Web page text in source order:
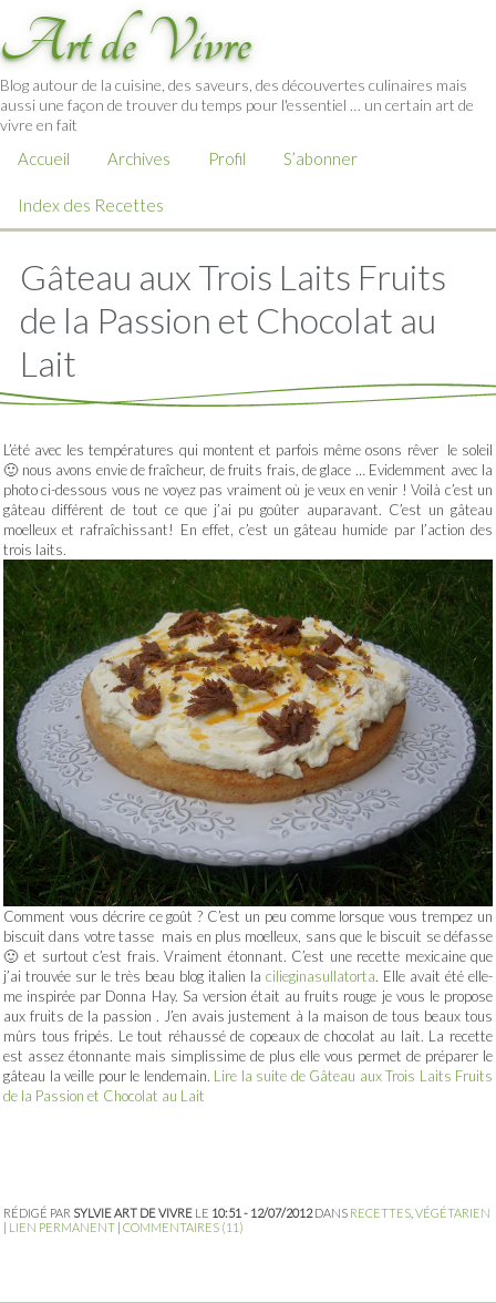
Art de Vivre
Blog autour de la cuisine, des saveurs, des découvertes culinaires mais
aussi une façon de trouver du temps pour l'essentiel … un certain art de
vivre en fait
Accueil Archives Profil S’abonner
Index des Recettes
Gâteau aux Trois Laits Fruits
de la Passion et Chocolat au
Lait
L’été avec les températures qui montent et parfois même osons rêver le soleil
🙂 nous avons envie de fraîcheur, de fruits frais, de glace … Evidemment avec la
photo ci-dessous vous ne voyez pas vraiment où je veux en venir ! Voilà c’est un
gâteau différent de tout ce que j’ai pu goûter auparavant. C’est un gâteau
moelleux et rafraîchissant! En effet, c’est un gâteau humide par l’action des
trois laits.
Comment vous décrire ce goût ? C’est un peu comme lorsque vous trempez un
biscuit dans votre tasse mais en plus moelleux, sans que le biscuit se défasse
🙂 et surtout c’est frais. Vraiment étonnant. C’est une recette mexicaine que
j’ai trouvée sur le très beau blog italien la cilieginasullatorta. Elle avait été elle-
me inspirée par Donna Hay. Sa version était au fruits rouge je vous le propose
aux fruits de la passion . J’en avais justement à la maison de tous beaux tous
mûrs tous fripés. Le tout réhaussé de copeaux de chocolat au lait. La recette
est assez étonnante mais simplissime de plus elle vous permet de préparer le
gâteau la veille pour le lendemain. Lire la suite de Gâteau aux Trois Laits Fruits
de la Passion et Chocolat au Lait
RÉDIGÉ PAR SYLVIE ART DE VIVRE LE 10:51 - 12/07/2012DANS RECETTES VÉGÉTARIEN
LIEN PERMANENT COMMENTAIRES (11)